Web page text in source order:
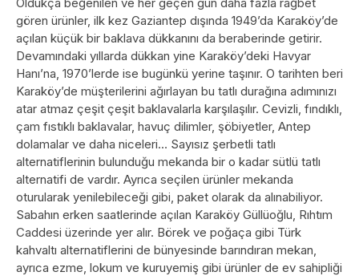
gören ürünler, ilk kez Gaziantep dışında 1949’da Karaköy’de
açılan küçük bir baklava dükkanını da beraberinde getirir.
Devamındaki yıllarda dükkan yine Karaköy’deki Havyar
Hanı’na, 1970’lerde ise bugünkü yerine taşınır. O tarihten beri
Karaköy’de müşterilerini ağırlayan bu tatlı durağına adımınızı
atar atmaz çeşit çeşit baklavalarla karşılaşılır. Cevizli, fındıklı,
çam fıstıklı baklavalar, havuç dilimler, şöbiyetler, Antep
dolamalar ve daha niceleri… Sayısız şerbetli tatlı
alternatiflerinin bulunduğu mekanda bir o kadar sütlü tatlı
alternatifi de vardır. Ayrıca seçilen ürünler mekanda
oturularak yenilebileceği gibi, paket olarak da alınabiliyor.
Sabahın erken saatlerinde açılan Karaköy Güllüoğlu, Rıhtım
Caddesi üzerinde yer alır. Börek ve poğaça gibi Türk
kahvaltı alternatiflerini de bünyesinde barındıran mekan,
ayrıca ezme, lokum ve kuruyemiş gibi ürünler de ev sahipliği